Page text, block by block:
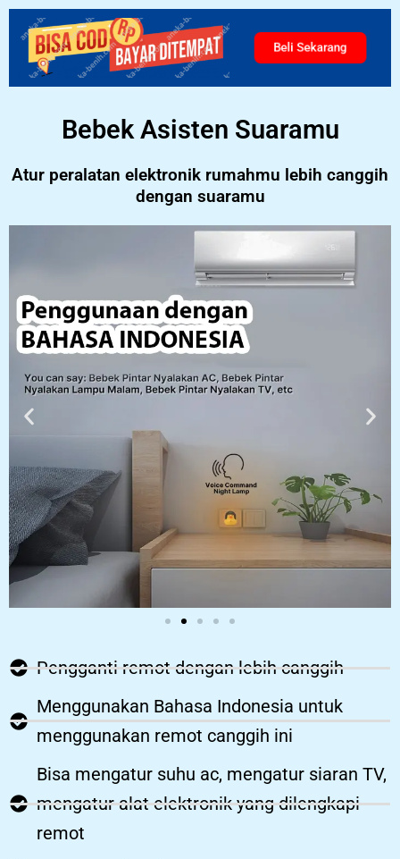
Beli Sekarang
Bebek Asisten Suaramu
Atur peralatan elektronik rumahmu lebih canggih
dengan suaramu
Pengganti remot dengan lebih canggih
Menggunakan Bahasa Indonesia untuk
menggunakan remot canggih ini
Bisa mengatur suhu ac, mengatur siaran TV,
mengatur alat elektronik yang dilengkapi
remot